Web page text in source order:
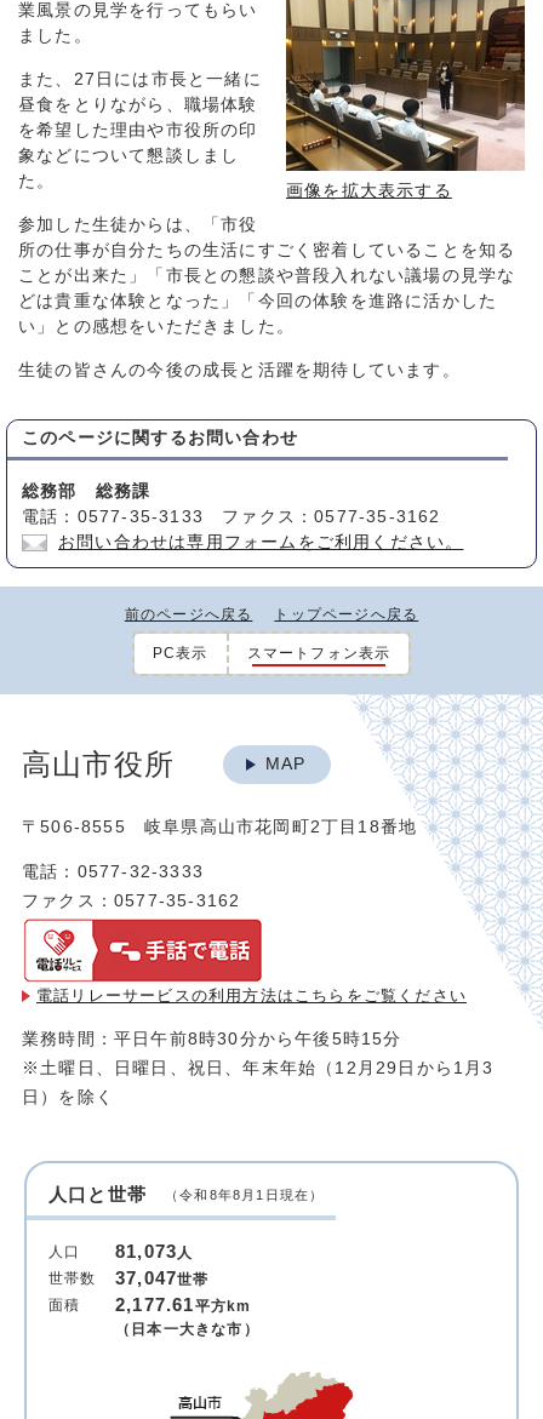
画像を拡大表示する
業風景の見学を行ってもらい
ました。
また、27日には市長と一緒に
昼食をとりながら、職場体験
を希望した理由や市役所の印
象などについて懇談しまし
た。
参加した生徒からは、「市役
所の仕事が自分たちの生活にすごく密着していることを知る
ことが出来た」「市長との懇談や普段入れない議場の見学な
どは貴重な体験となった」「今回の体験を進路に活かした
い」との感想をいただきました。
生徒の皆さんの今後の成長と活躍を期待しています。
このページに関する お問い合わせ
総務部 総務課
電話：0577-35-3133 ファクス：0577-35-3162
お問い合わせは専用フォームをご利用ください。
前のページへ戻る トップページへ戻る
PC表示 スマートフォン表示
高山市役所 MAP
〒506-8555 岐阜県高山市花岡町2丁目18番地
電話：0577-32-3333
ファクス：0577-35-3162
電話リレーサービスの利用方法は こちらをご覧ください
業務時間：平日午前8時30分から午後5時15分
※土曜日、日曜日、祝日、年末年始（12月29日から1月3
日）を除く
人口と世帯 （令和8年8月1日現在）
人口 81,073人
世帯数
37,047世帯
面積
2,177.61平方km
（日本一大きな市）